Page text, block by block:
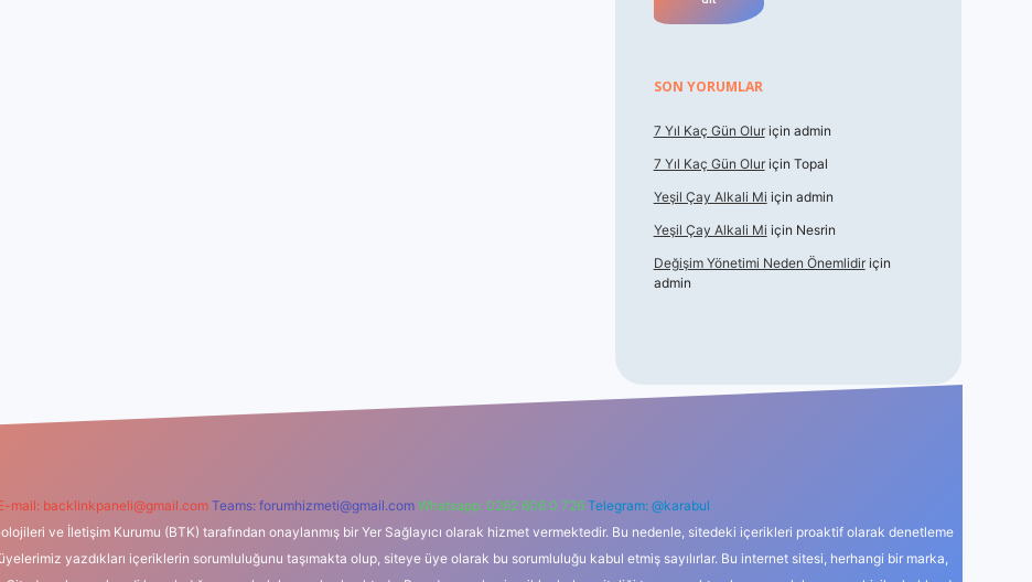
SON YORUMLAR
7 Yıl Kaç Gün Oluriçin admin
7 Yıl Kaç Gün Oluriçin Topal
Yeşil Çay Alkali Mi için admin
Yeşil Çay Alkali Mi için Nesrin
Değişim Yönetimi Neden Önemlidiriçin
admin
mail: backlinkpaneli@gmail.com Teams: forumhizmeti@gmail.com Whatsapp: 0262 606 0 726 Telegram: @karabul
ve İletişim Kurumu (BTK) tarafından onaylanmış bir Yer Sağlayıcı olarak hizmet vermektedir. Bu nedenle, sitedeki içerikleri proaktif olarak denetleme
yazdıkları içeriklerin sorumluluğunu taşımakta olup, siteye üye olarak bu sorumluluğu kabul etmiş sayılırlar. Bu internet sitesi, herhangi bir marka,